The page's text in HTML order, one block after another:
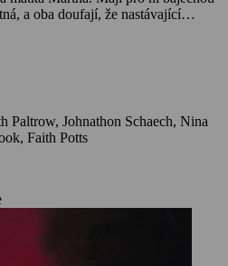
a oba doufají, že nastávající
je její sokyně, která se ji snaží
posedlost navíc posiluje
Foch, Debi Mazar, Hal Holbrook, Faith Potts